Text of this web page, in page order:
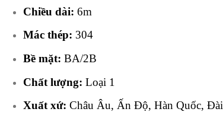
Chiều dài: 6m
Mác thép: 304
Bề mặt: BA/2B
Chất lượng: Loại 1
Xuất xứ: Châu Âu, Ấn Độ, Hàn Quốc, Đài